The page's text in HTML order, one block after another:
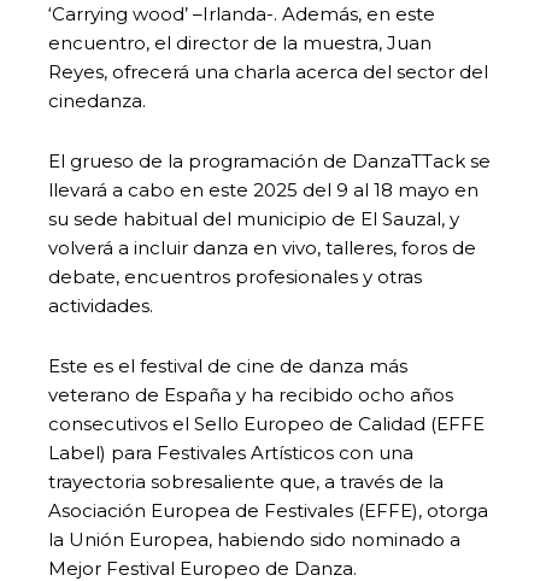
‘Carrying wood’ –Irlanda-. Además, en este
encuentro, el director de la muestra, Juan
Reyes, ofrecerá una charla acerca del sector del
cinedanza.
El grueso de la programación de DanzaTTack se
llevará a cabo en este 2025 del 9 al 18 mayo en
su sede habitual del municipio de El Sauzal, y
volverá a incluir danza en vivo, talleres, foros de
debate, encuentros profesionales y otras
actividades.
Este es el festival de cine de danza más
veterano de España y ha recibido ocho años
consecutivos el Sello Europeo de Calidad (EFFE
Label) para Festivales Artísticos con una
trayectoria sobresaliente que, a través de la
Asociación Europea de Festivales (EFFE), otorga
la Unión Europea, habiendo sido nominado a
Mejor Festival Europeo de Danza.